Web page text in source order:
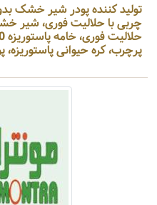
تولید کننده پودر شیر خشک
چربی با
پرچرب، کره حیوانی پاستوریزه،